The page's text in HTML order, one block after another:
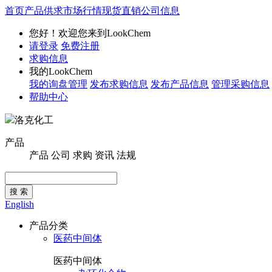
首页产品供求市场行情现货直销公司信息
您好！欢迎您来到LookChem
请登录 免费注册
求购信息
我的LookChem
我的询盘管理 发布求购信息 发布产品信息 管理采购信息
帮助中心
洛克化工
产品
产品 公司 求购 资讯 法规
搜 索
English
产品分类
医药中间体
医药中间体